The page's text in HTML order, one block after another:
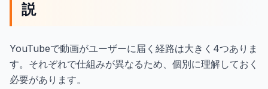
説
YouTubeで動画がユーザーに届く経路は大きく4つありま
す。それぞれで仕組みが異なるため、個別に理解しておく
必要があります。